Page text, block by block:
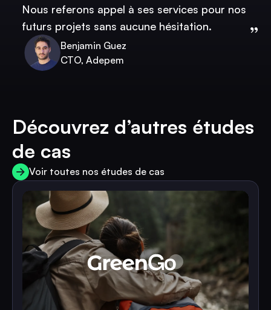
Nous referons appel à ses services pour nos
futurs projets sans aucune hésitation.
Benjamin Guez
CTO, Adepem
Découvrez d’autres études
de cas
Voir toutes nos études de cas
Voir toutes nos études de cas